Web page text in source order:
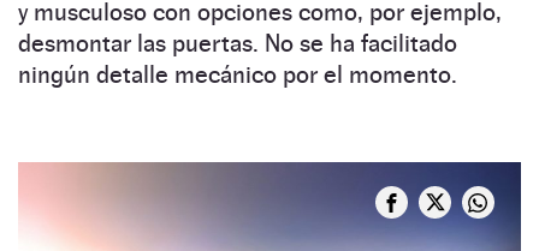
y musculoso con opciones como, por ejemplo,
desmontar las puertas. No se ha facilitado
ningún detalle mecánico por el momento.